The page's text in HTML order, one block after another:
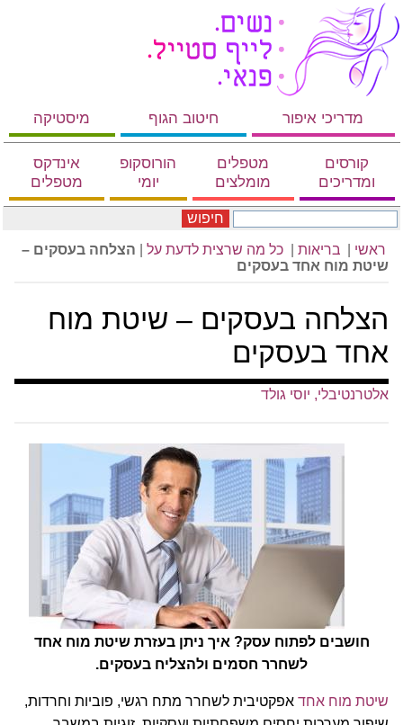
מדריכי איפור חיטוב הגוף מיסטיקה
קורסים
ומדריכים
מטפלים
מומלצים
הורוסקופ
יומי
אינדקס
מטפלים
חיפוש
ראשי בריאות כל מה שרצית לדעת על| הצלחה בעסקים –
שיטת מוח אחד בעסקים
הצלחה בעסקים – שיטת מוח
אחד בעסקים
אלטרנטיבלי, יוסי גולד
חושבים לפתוח עסק? איך ניתן בעזרת שיטת מוח אחד
לשחרר חסמים ולהצליח בעסקים.
שיטת מוח אחדאפקטיבית לשחרר מתח רגשי, פוביות וחרדות,